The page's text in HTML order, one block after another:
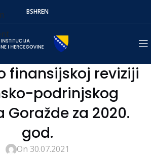
BSHREN
finansijskoj reviziji
podrinjskog
Goražde za 2020.
god.
On 30.07.2021